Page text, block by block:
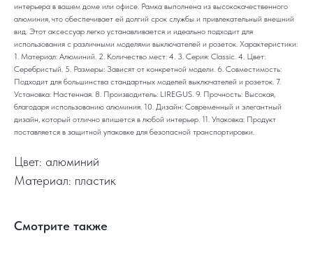
интерьера в вашем доме или офисе. Рамка выполнена из высококачественного
алюминия, что обеспечивает ей долгий срок службы и привлекательный внешний
вид. Этот аксессуар легко устанавливается и идеально подходит для
использования с различными моделями выключателей и розеток. Характеристики:
1. Материал: Алюминий. 2. Количество мест: 4. 3. Серия: Classic. 4. Цвет:
Серебристый. 5. Размеры: Зависят от конкретной модели. 6. Совместимость:
Подходит для большинства стандартных моделей выключателей и розеток. 7.
Установка: Настенная. 8. Производитель: LIREGUS. 9. Прочность: Высокая,
благодаря использованию алюминия. 10. Дизайн: Современный и элегантный
дизайн, который отлично впишется в любой интерьер. 11. Упаковка: Продукт
поставляется в защитной упаковке для безопасной транспортировки.
Цвет: алюминий
Материал: пластик
Смотрите также